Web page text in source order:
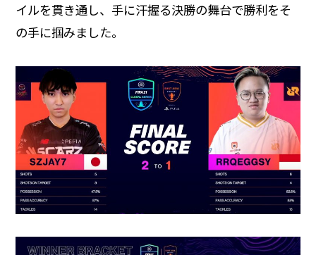
イルを貫き通し、手に汗握る決勝の舞台で勝利をそ
の手に掴みました。